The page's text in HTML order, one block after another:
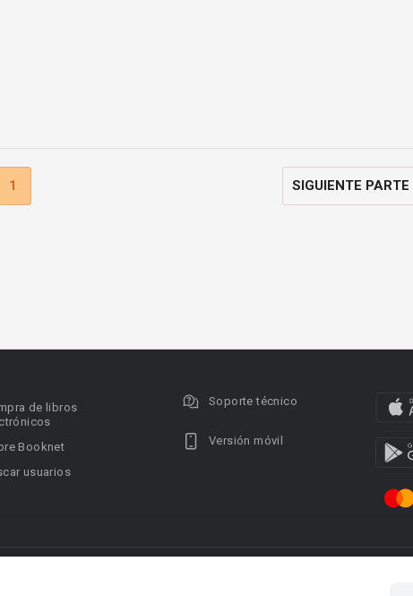
1 SIGUIENTE PARTE
de libros
Booknet
usuarios
Soporte técnico
Versión móvil